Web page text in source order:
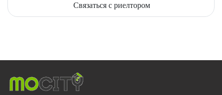
Связаться с риелтором